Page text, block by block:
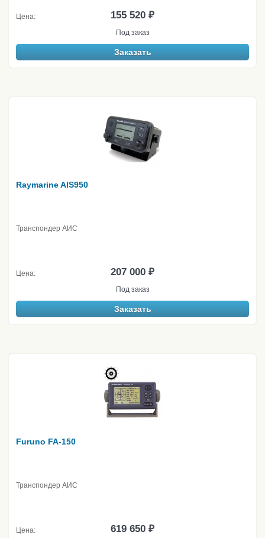
Цена: 155 520 ₽
Под заказ
Заказать
Raymarine AIS950
Транспондер АИС
Цена: 207 000 ₽
Под заказ
Заказать
Furuno FA-150
Транспондер АИС
Цена: 619 650 ₽